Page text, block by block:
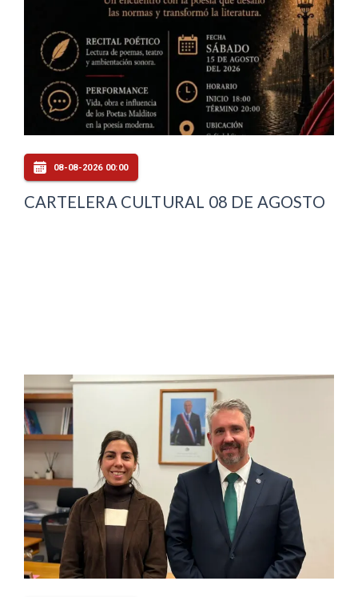
08-08-2026 00:00
CARTELERA CULTURAL 08 DE AGOSTO